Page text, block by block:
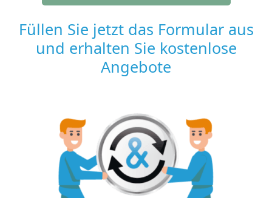
Füllen Sie jetzt das Formular aus
und erhalten Sie kostenlose
Angebote